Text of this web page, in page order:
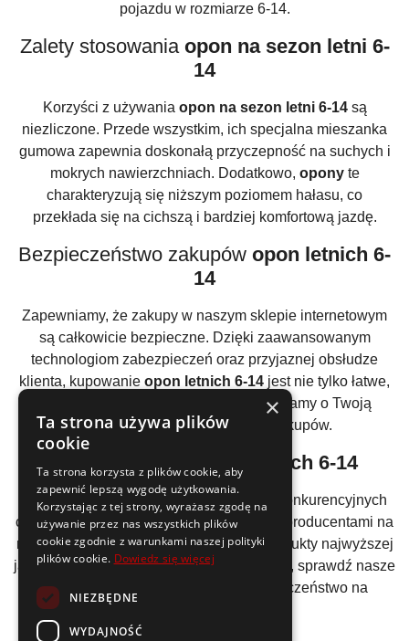
pojazdu w rozmiarze 6-14.
Zalety stosowania opon na sezon letni 6-
14
Korzyści z używania opon na sezon letni 6-14są
niezliczone. Przede wszystkim, ich specjalna mieszanka
gumowa zapewnia doskonałą przyczepność na suchych i
mokrych nawierzchniach. Dodatkowo, oponyte
charakteryzują się niższym poziomem hałasu, co
przekłada się na cichszą i bardziej komfortową jazdę.
Bezpieczeństwo zakupów opon letnich 6-
14
Zapewniamy, że zakupy w naszym sklepie internetowym
są całkowicie bezpieczne. Dzięki zaawansowanym
technologiom zabezpieczeń oraz przyjaznej obsłudze
klienta, kupowanie opon letnich 6-14 jest nie tylko łatwe,
ale również całkowicie bezpieczne. Dbamy o Twoją
satysfakcję na każdym etapie zakupów.
Atrakcyjne ceny opon letnich 6-14
Oferujemy opony letnie 6-14
w bardzo konkurencyjnych
cenach. Dzięki współpracy z najlepszymi producentami na
rynku, jesteśmy w stanie zapewnić Ci produkty najwyższej
jakości w przystępnych cenach. Nie czekaj, sprawdź nasze
promocje i zainwestuj w swoje bezpieczeństwo na
×
Ta strona używa plików
cookie
Ta strona korzysta z plików cookie, aby
zapewnić lepszą wygodę użytkowania.
Korzystając z tej strony, wyrażasz zgodę na
używanie przez nas wszystkich plików
cookie zgodnie z warunkami naszej polityki
plików cookie. Dowiedz się więcej
NIEZBĘDNE
WYDAJNOŚĆ